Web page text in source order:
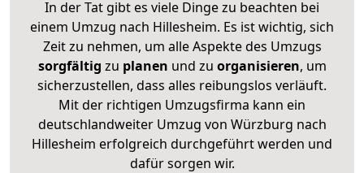
In der Tat gibt es viele Dinge zu beachten bei
einem Umzug nach Hillesheim. Es ist wichtig, sich
Zeit zu nehmen, um alle Aspekte des Umzugs
sorgfältig zu planen und zu organisieren, um
sicherzustellen, dass alles reibungslos verläuft.
Mit der richtigen Umzugsfirma kann ein
deutschlandweiter Umzug von Würzburg nach
Hillesheim erfolgreich durchgeführt werden und
dafür sorgen wir.